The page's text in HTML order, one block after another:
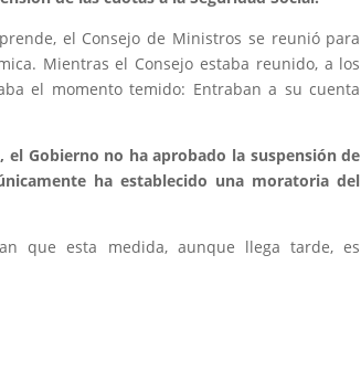
el Consejo de Ministros se reunió para
Mientras el Consejo estaba reunido, a los
el momento temido: Entraban a su cuenta
Gobierno no ha aprobado la suspensión de
ha establecido una moratoria del
que esta medida, aunque llega tarde, es